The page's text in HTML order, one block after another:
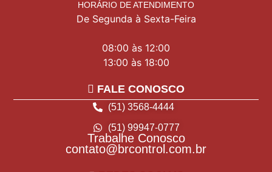
HORÁRIO DE ATENDIMENTO
De Segunda à Sexta-Feira
08:00 às 12:00
13:00 às 18:00
FALE CONOSCO
(51) 3568-4444
(51) 99947-0777
Trabalhe Conosco
contato@brcontrol.com.br